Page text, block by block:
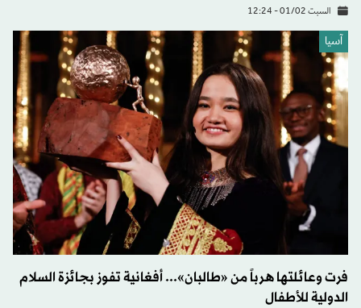
السبت 01/02 - 12:24
آسيا
فرت وعائلتها هرباً من «طالبان»... أفغانية تفوز بجائزة السلام
الدولية للأطفال